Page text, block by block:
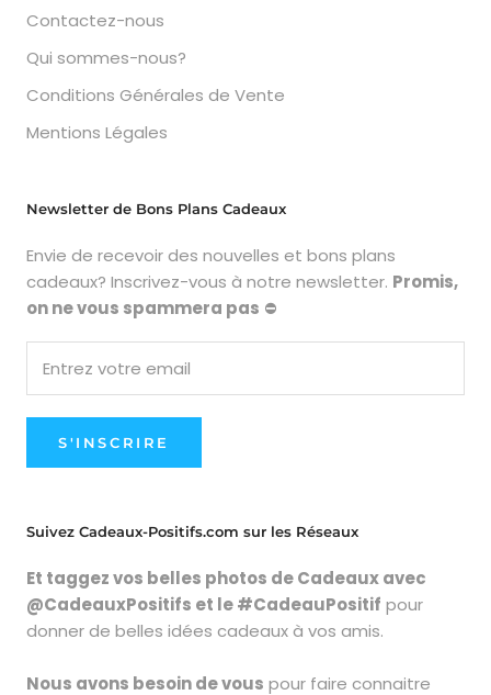
Contactez-nous
Qui sommes-nous?
Conditions Générales de Vente
Mentions Légales
Newsletter de Bons Plans Cadeaux
Envie de recevoir des nouvelles et bons plans
cadeaux? Inscrivez-vous à notre newsletter. Promis,
on ne vous spammera pas ⛔
S'INSCRIRE
Suivez Cadeaux-Positifs.com sur les Réseaux
Et taggez vos belles photos de Cadeaux avec
@CadeauxPositifs et le #CadeauPositif pour
donner de belles idées cadeaux à vos amis.
Nous avons besoin de vous pour faire connaitre